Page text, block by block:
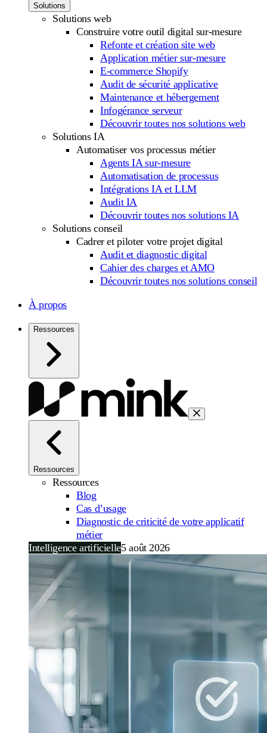
Solutions
Solutions web
Construire votre outil digital sur-mesure
Refonte et création site web
Application métier sur-mesure
E-commerce Shopify
Audit de sécurité applicative
Maintenance et hébergement
Infogérance serveur
Découvrir toutes nos solutions web
Solutions IA
Automatiser vos processus métier
Agents IA sur-mesure
Automatisation de processus
Intégrations IA et LLM
Audit IA
Découvrir toutes nos solutions IA
Solutions conseil
Cadrer et piloter votre projet digital
Audit et diagnostic digital
Cahier des charges et AMO
Découvrir toutes nos solutions conseil
À propos
Ressources
Ressources
Ressources
Blog
Cas d’usage
Diagnostic de criticité de votre applicatif
métier
Intelligence artificielle5 août 2026